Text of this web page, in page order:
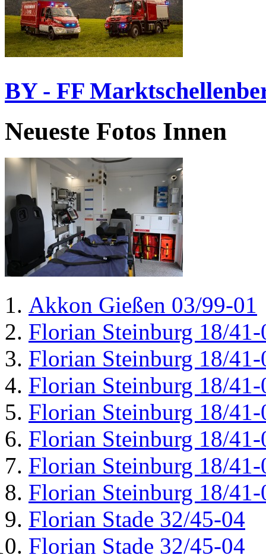
BY - FF
Neueste Fotos Innen
Akkon Gießen 03/99-01
Florian Steinburg 18/41-
Florian Steinburg 18/41-
Florian Steinburg 18/41-
Florian Steinburg 18/41-
Florian Steinburg 18/41-
Florian Steinburg 18/41-
Florian Steinburg 18/41-
Florian Stade 32/45-04
Florian Stade 32/45-04